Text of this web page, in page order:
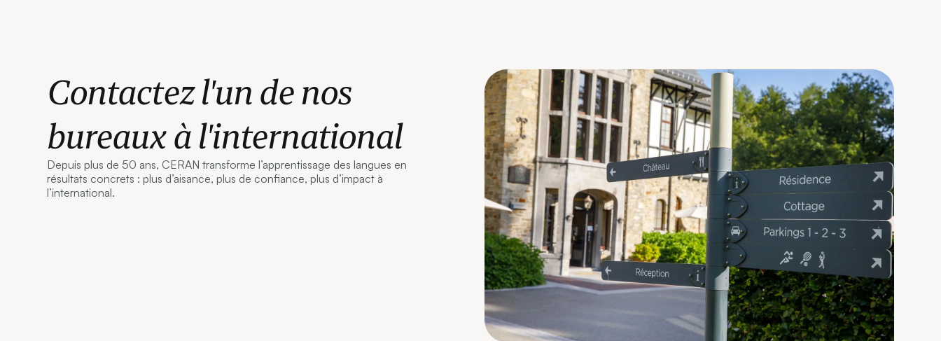
Contactez l'un de nos
bureaux à l'international
Depuis plus de 50 ans, CERAN transforme l’apprentissage des langues en
résultats concrets : plus d’aisance, plus de confiance, plus d’impact à
l’international.